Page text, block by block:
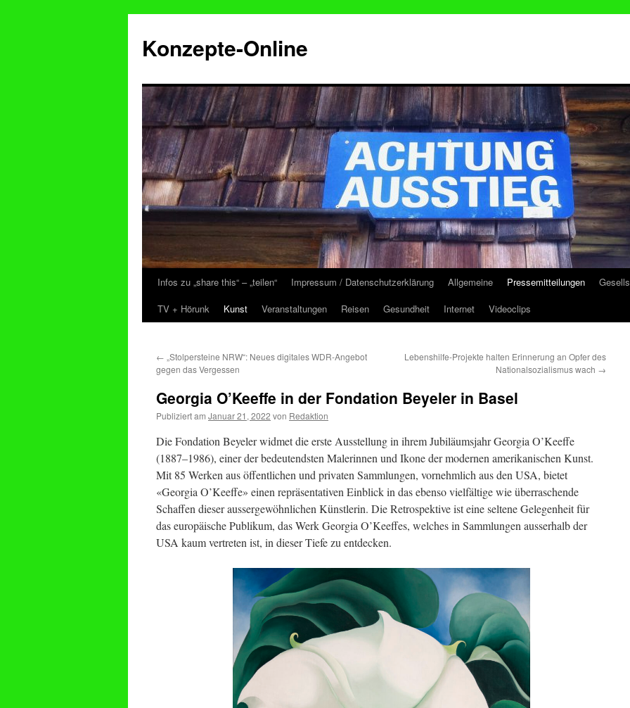
Konzepte-Online
Zum
Inhalt
Infos zu „share this“ – „teilen“ Impressum / Datenschutzerklärung Allgemeine Pressemitteilungen
TV + Hörunk
Kunst Veranstaltungen Reisen Gesundheit Internet Videoclips
← „Stolpersteine NRW“: Neues digitales WDR-Angebot
gegen das Vergessen
Lebenshilfe-Projekte halten Erinnerung an Opfer des
Nationalsozialismus wach →
Georgia O’Keeffe in der Fondation Beyeler in Basel
Publiziert am Januar 21, 2022 von Redaktion
Die Fondation Beyeler widmet die erste Ausstellung in ihrem Jubiläumsjahr Georgia O’Keeffe
(1887–1986), einer der bedeutendsten Malerinnen und Ikone der modernen amerikanischen Kunst.
Mit 85 Werken aus öffentlichen und privaten Sammlungen, vornehmlich aus den USA, bietet
«Georgia O’Keeffe» einen repräsentativen Einblick in das ebenso vielfältige wie überraschende
Schaffen dieser aussergewöhnlichen Künstlerin. Die Retrospektive ist eine seltene Gelegenheit für
das europäische Publikum, das Werk Georgia O’Keeffes, welches in Sammlungen ausserhalb der
USA kaum vertreten ist, in dieser Tiefe zu entdecken.